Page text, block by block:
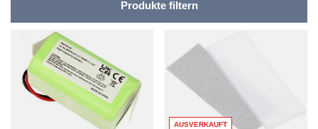
Produkte filtern
AUSVERKAUFT